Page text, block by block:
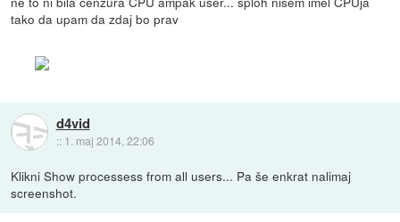
tako da upam da zdaj bo prav
d4vid
:: 1. maj 2014, 22:06
Klikni Show processess from all users... Pa še enkrat nalimaj
screenshot.